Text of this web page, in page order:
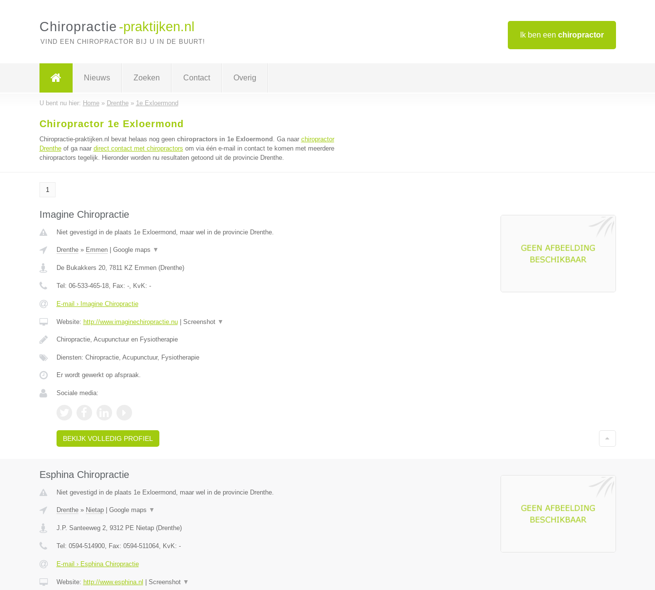
Ik ben een chiropractor
Chiropractie -praktijken.nl
VIND EEN CHIROPRACTOR BIJ U IN DE BUURT!
Nieuws Zoeken Contact Overig
U bent nu hier: Home» Drenthe» 1e Exloermond
Chiropractor 1e Exloermond
Chiropractie-praktijken.nl bevat helaas nog geen chiropractors in 1e Exloermond . Ga naar chiropractor
Drentheof ga naar direct contact met chiropractors om via één e-mail in contact te komen met meerdere
chiropractors tegelijk. Hieronder worden nu resultaten getoond uit de provincie Drenthe.
1
Imagine Chiropractie
Niet gevestigd in de plaats 1e Exloermond, maar wel in de provincie Drenthe.
Drenthe» Emmen| Google maps ▼
De Bukakkers 20, 7811 KZ Emmen(Drenthe)
Tel: 06-533-465-18, Fax: -, KvK: -
E-mail › Imagine Chiropractie
Website: http://www.imaginechiropractie.nu| Screenshot ▼
Chiropractie, Acupunctuur en Fysiotherapie
Diensten: Chiropractie, Acupunctuur, Fysiotherapie
Er wordt gewerkt op afspraak.
Sociale media:
BEKIJK VOLLEDIG PROFIEL
Esphina Chiropractie
Niet gevestigd in de plaats 1e Exloermond, maar wel in de provincie Drenthe.
Drenthe» Nietap| Google maps ▼
J.P. Santeeweg 2, 9312 PE Nietap(Drenthe)
Tel: 0594-514900, Fax: 0594-511064, KvK: -
E-mail › Esphina Chiropractie
Website: http://www.esphina.nl Screenshot ▼